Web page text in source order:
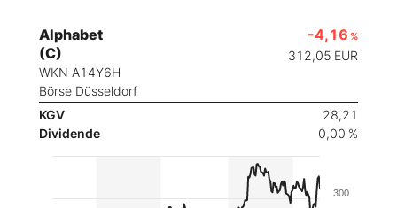
Alphabet
(C)
WKN A14Y6H
Börse Düsseldorf
-4,16 %
312,05 EUR
KGV
28,21
Dividende
0,00 %
300